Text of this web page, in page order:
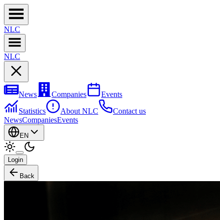
NLC
NLC
News Companies
Events
Statistics
About NLC
Contact us
NewsCompaniesEvents
EN
Login
Back